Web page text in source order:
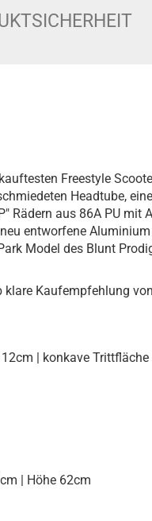
Freestyle
Headtube,
Rädern aus 86A PU mit
entworfene
Model des Blunt
Kaufempfehlung
| konkave Trittfläche
| Höhe 62cm